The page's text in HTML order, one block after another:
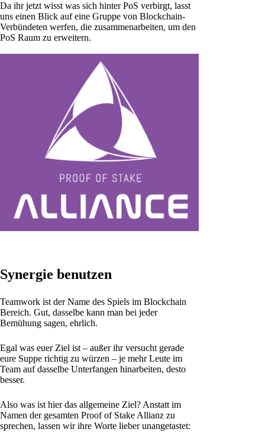
Da ihr jetzt wisst was sich hinter PoS verbirgt, lasst
uns einen Blick auf eine Gruppe von Blockchain-
Verbündeten werfen, die zusammenarbeiten, um den
PoS Raum zu erweitern.
Synergie benutzen
Teamwork ist der Name des Spiels im Blockchain
Bereich. Gut, dasselbe kann man bei jeder
Bemühung sagen, ehrlich.
Egal was euer Ziel ist – außer ihr versucht gerade
eure Suppe richtig zu würzen – je mehr Leute im
Team auf dasselbe Unterfangen hinarbeiten, desto
besser.
Also was ist hier das allgemeine Ziel? Anstatt im
Namen der gesamten Proof of Stake Allianz zu
sprechen, lassen wir ihre Worte lieber unangetastet: